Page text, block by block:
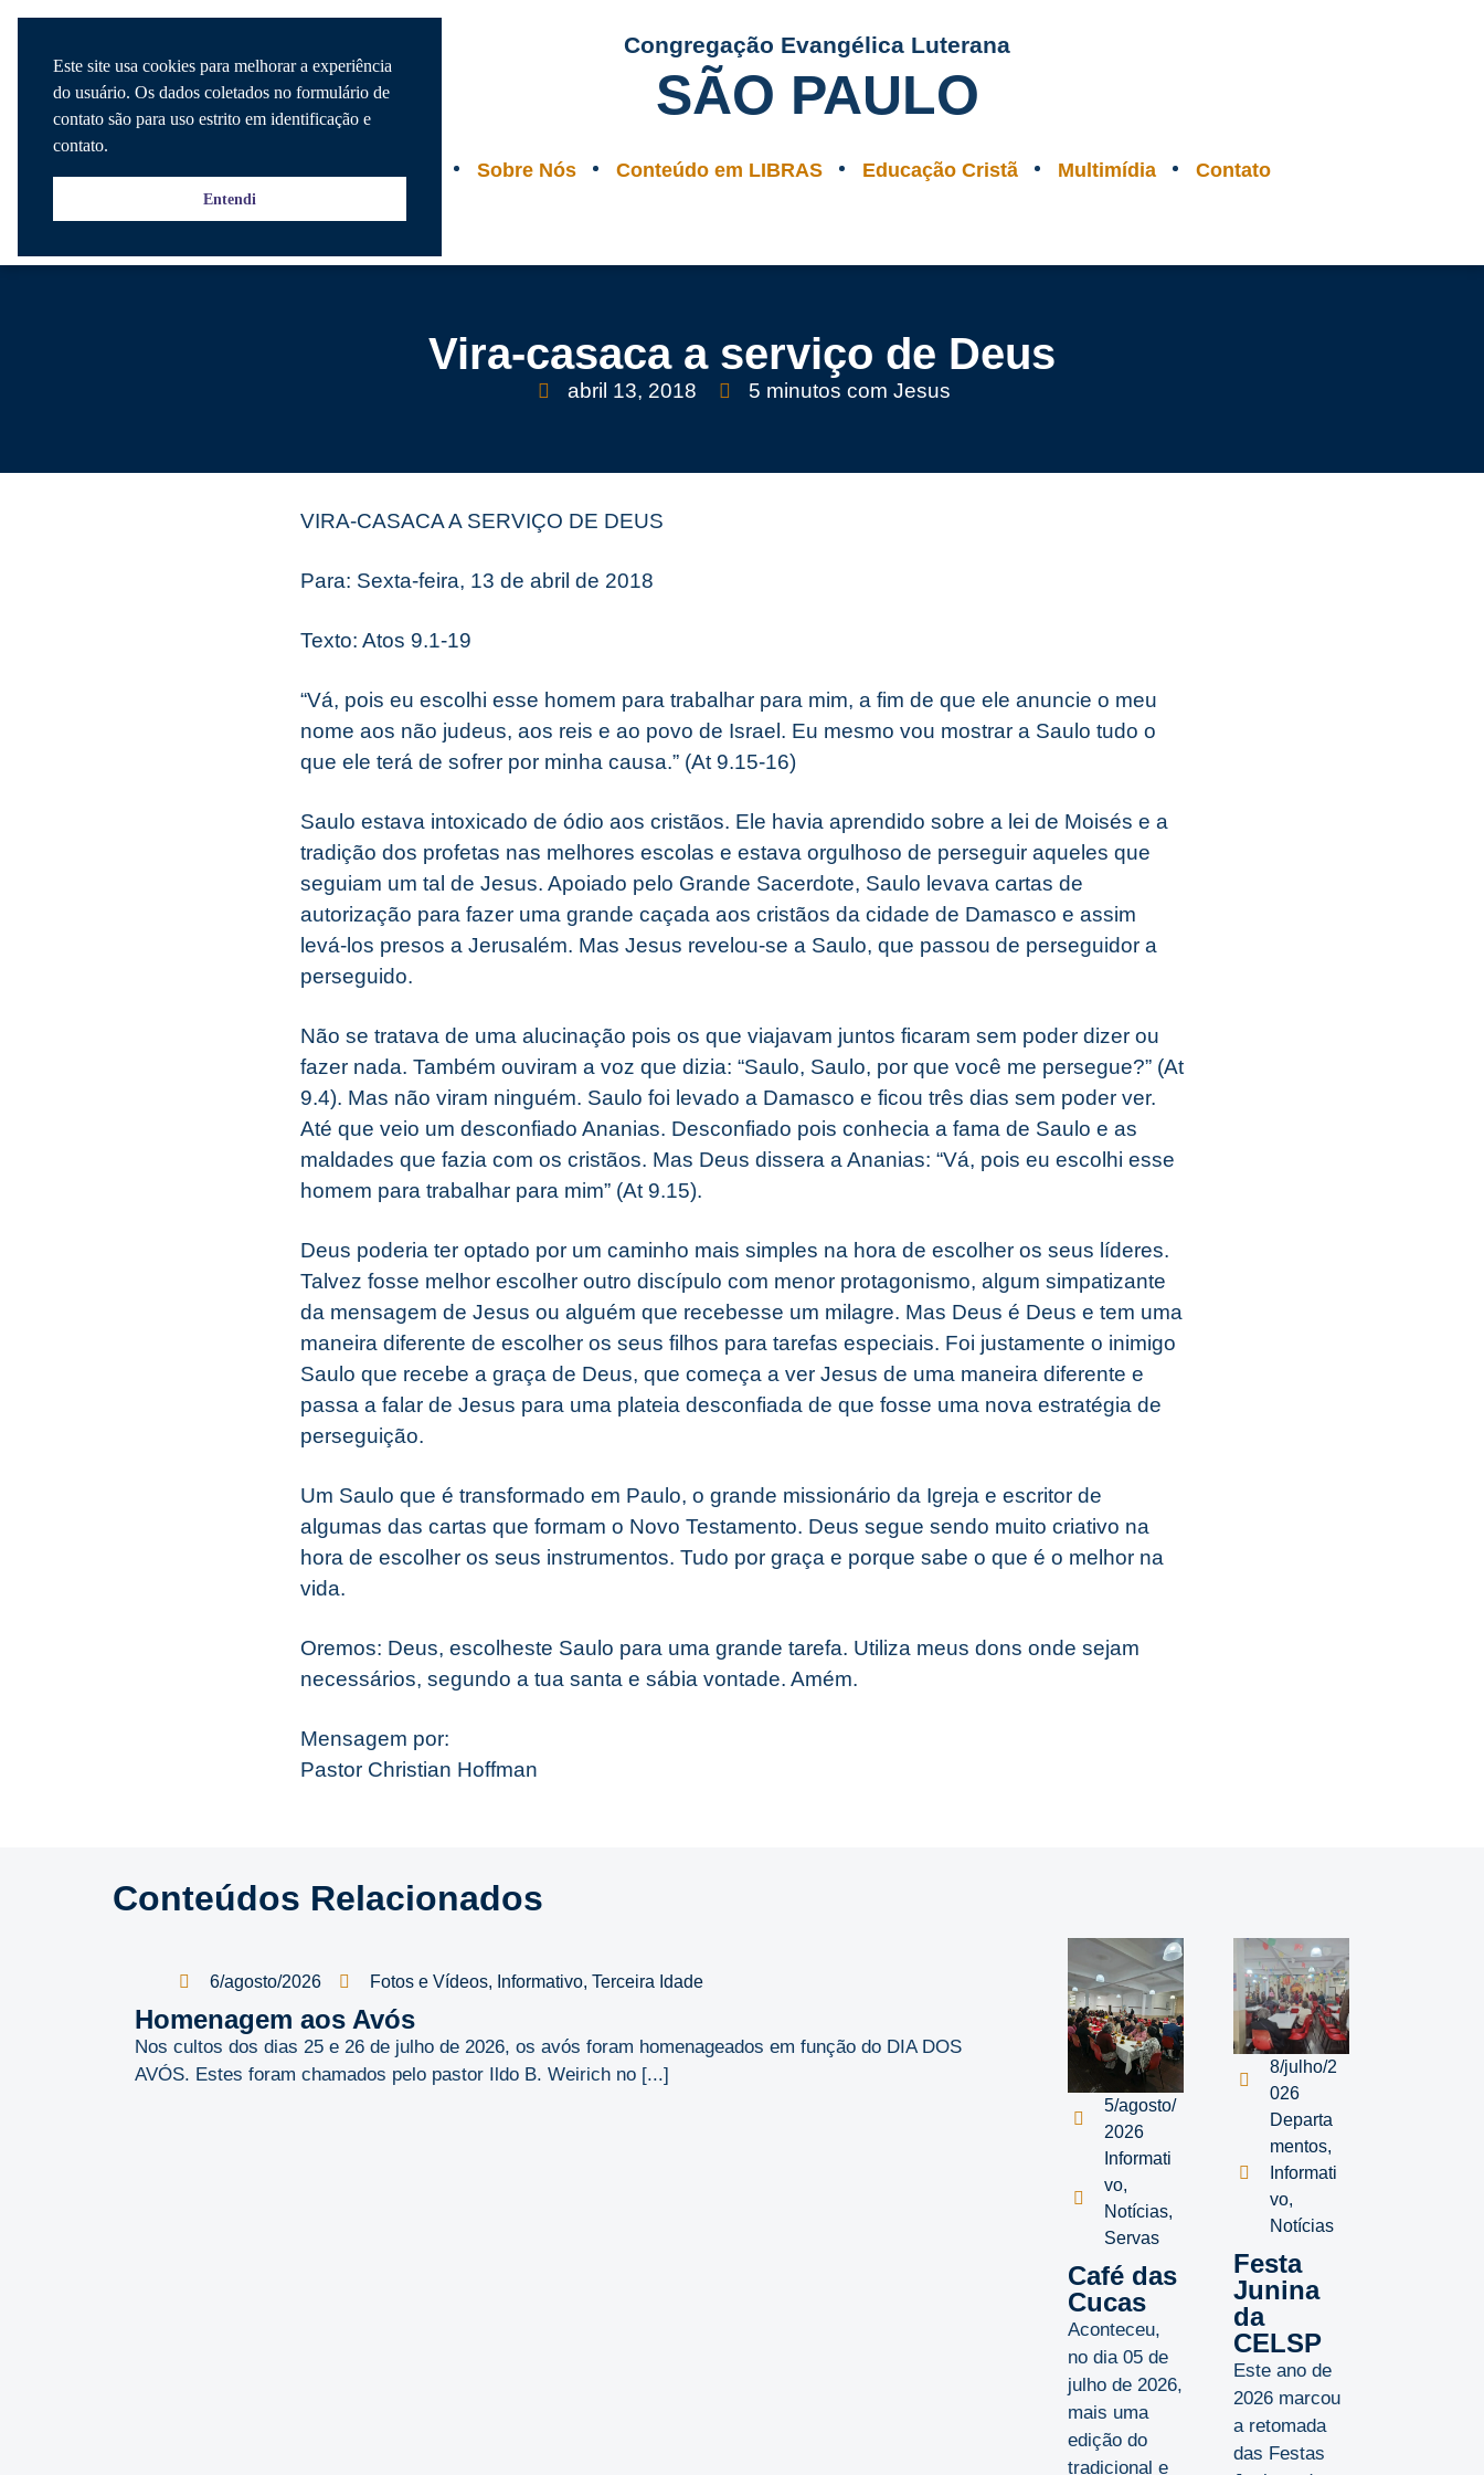
Congregação Evangélica Luterana
SÃO PAULO
Sobre Nós Conteúdo em LIBRAS Educação Cristã Multimídia Contato
Vira-casaca a serviço de Deus
abril 13, 2018 5 minutos com Jesus
VIRA-CASACA A SERVIÇO DE DEUS
Para: Sexta-feira, 13 de abril de 2018
Texto: Atos 9.1-19
“Vá, pois eu escolhi esse homem para trabalhar para mim, a fim de que ele anuncie o meu
nome aos não judeus, aos reis e ao povo de Israel. Eu mesmo vou mostrar a Saulo tudo o
que ele terá de sofrer por minha causa.” (At 9.15-16)
Saulo estava intoxicado de ódio aos cristãos. Ele havia aprendido sobre a lei de Moisés e a
tradição dos profetas nas melhores escolas e estava orgulhoso de perseguir aqueles que
seguiam um tal de Jesus. Apoiado pelo Grande Sacerdote, Saulo levava cartas de
autorização para fazer uma grande caçada aos cristãos da cidade de Damasco e assim
levá-los presos a Jerusalém. Mas Jesus revelou-se a Saulo, que passou de perseguidor a
perseguido.
Não se tratava de uma alucinação pois os que viajavam juntos ficaram sem poder dizer ou
fazer nada. Também ouviram a voz que dizia: “Saulo, Saulo, por que você me persegue?” (At
9.4). Mas não viram ninguém. Saulo foi levado a Damasco e ficou três dias sem poder ver.
Até que veio um desconfiado Ananias. Desconfiado pois conhecia a fama de Saulo e as
maldades que fazia com os cristãos. Mas Deus dissera a Ananias: “Vá, pois eu escolhi esse
homem para trabalhar para mim” (At 9.15).
Deus poderia ter optado por um caminho mais simples na hora de escolher os seus líderes.
Talvez fosse melhor escolher outro discípulo com menor protagonismo, algum simpatizante
da mensagem de Jesus ou alguém que recebesse um milagre. Mas Deus é Deus e tem uma
maneira diferente de escolher os seus filhos para tarefas especiais. Foi justamente o inimigo
Saulo que recebe a graça de Deus, que começa a ver Jesus de uma maneira diferente e
passa a falar de Jesus para uma plateia desconfiada de que fosse uma nova estratégia de
perseguição.
Um Saulo que é transformado em Paulo, o grande missionário da Igreja e escritor de
algumas das cartas que formam o Novo Testamento. Deus segue sendo muito criativo na
hora de escolher os seus instrumentos. Tudo por graça e porque sabe o que é o melhor na
vida.
Oremos: Deus, escolheste Saulo para uma grande tarefa. Utiliza meus dons onde sejam
necessários, segundo a tua santa e sábia vontade. Amém.
Mensagem por:
Pastor Christian Hoffman
Conteúdos Relacionados
6/agosto/2026 Fotos e Vídeos, Informativo, Terceira Idade
Homenagem aos Avós
Nos cultos dos dias 25 e 26 de julho de 2026, os avós foram homenageados em função do DIA DOS
AVÓS. Estes foram chamados pelo pastor Ildo B. Weirich no [...]
5/agosto/
2026
Informati
vo,
Notícias,
Servas
Café das
Cucas
Aconteceu,
no dia 05 de
julho de 2026,
mais uma
edição do
tradicional e
8/julho/2
026
Departa
mentos,
Informati
vo,
Notícias
Festa
Junina
da
CELSP
Este ano de
2026 marcou
a retomada
das Festas
Este site usa cookies para melhorar a experiência
do usuário. Os dados coletados no formulário de
contato são para uso estrito em identificação e
contato.
Entendi